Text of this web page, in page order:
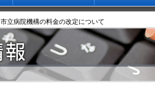
市立病院機構の料金の改定について